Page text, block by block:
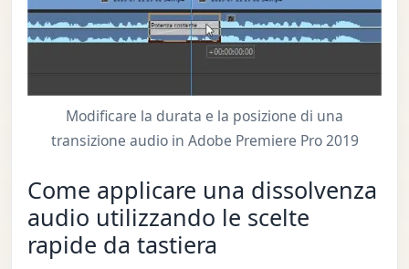
Modificare la durata e la posizione di una
transizione audio in Adobe Premiere Pro 2019
Come applicare una dissolvenza
audio utilizzando le scelte
rapide da tastiera